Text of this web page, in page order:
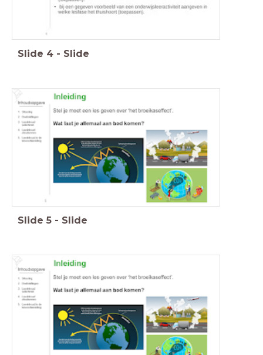
Slide 4 - Slide
Slide 5 - Slide